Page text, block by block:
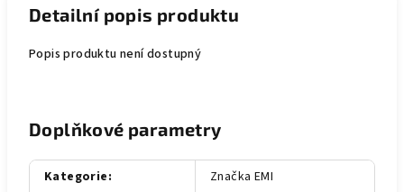
Detailní popis produktu
Popis produktu není dostupný
Doplňkové parametry
Kategorie:
Značka EMI